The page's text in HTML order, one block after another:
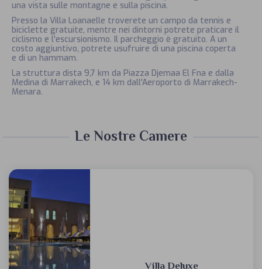
una vista sulle montagne e sulla piscina.
Presso la Villa Loanaelle troverete un campo da tennis e
biciclette gratuite, mentre nei dintorni potrete praticare il
ciclismo e l'escursionismo. Il parcheggio è gratuito. A un
costo aggiuntivo, potrete usufruire di una piscina coperta
e di un hammam.
La struttura dista 9,7 km da Piazza Djemaa El Fna e dalla
Medina di Marrakech, e 14 km dall'Aeroporto di Marrakech-
Menara.
Le Nostre Camere
Villa Deluxe